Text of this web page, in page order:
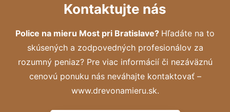
Kontaktujte nás
Police na mieru Most pri Bratislave? Hľadáte na to
skúsených a zodpovedných profesionálov za
rozumný peniaz? Pre viac informácií či nezáväznú
cenovú ponuku nás neváhajte kontaktovať –
www.drevonamieru.sk.